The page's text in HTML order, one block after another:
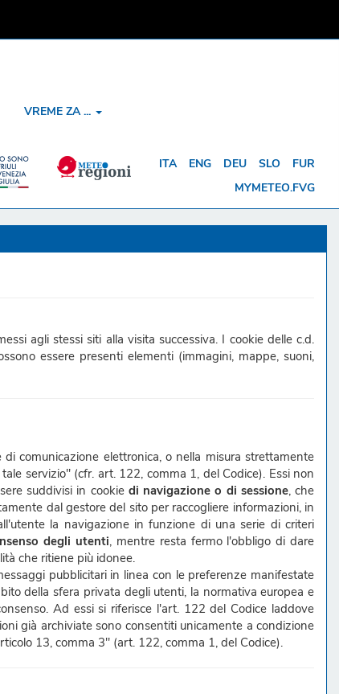
VREME ZA ...
ITA ENG DEU SLO
FUR
MYMETEO.FVG
agli stessi siti alla visita successiva. I cookie delle c.d.
essere presenti elementi (immagini, mappe, suoni,
comunicazione elettronica, o nella misura strettamente
servizio" (cfr. art. 122, comma 1, del Codice). Essi non
suddivisi in cookie di navigazione o di sessione, che
dal gestore del sito per raccogliere informazioni, in
la navigazione in funzione di una serie di criteri
degli utenti, mentre resta fermo l'obbligo di dare
che ritiene più idonee.
pubblicitari in linea con le preferenze manifestate
della sfera privata degli utenti, la normativa europea e
Ad essi si riferisce l'art. 122 del Codice laddove
già archiviate sono consentiti unicamente a condizione
13, comma 3" (art. 122, comma 1, del Codice).